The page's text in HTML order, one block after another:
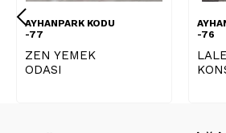
AYHANPARK KODU
-77
ZEN YEMEK
ODASI
-76